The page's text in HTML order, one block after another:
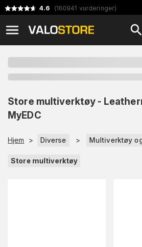
4.6 (160941 vurderinger)
Store multiverktøy -
MyEDC
Hjem > Diverse > Multiverktøy
Store multiverktøy